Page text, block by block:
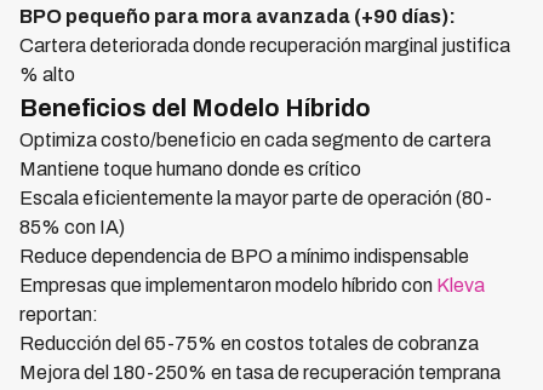
BPO pequeño para mora avanzada (+90 días):
Cartera deteriorada donde recuperación marginal justifica
% alto
Beneficios del Modelo Híbrido
Optimiza costo/beneficio en cada segmento de cartera
Mantiene toque humano donde es crítico
Escala eficientemente la mayor parte de operación (80-
85% con IA)
Reduce dependencia de BPO a mínimo indispensable
Empresas que implementaron modelo híbrido con Kleva
reportan:
Reducción del 65-75% en costos totales de cobranza
Mejora del 180-250% en tasa de recuperación temprana